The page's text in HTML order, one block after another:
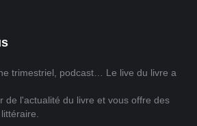
trimestriel, podcast… Le live du livre a
de l'actualité du livre et vous offre des